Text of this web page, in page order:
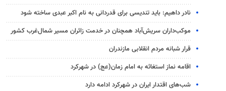
نادر داهیم: باید تندیسی برای قدردانی به نام اکبر عبدی ساخته شود
موکب‌داران سریش‌آباد همچنان در خدمت زائران مسیر شمال‌غرب کشور
قرار شبانه مردم انقلابی مازندران
اقامه نماز استغاثه به امام زمان(عج) در شهرکرد
شب‌های اقتدار ایران در شهرکرد ادامه دارد